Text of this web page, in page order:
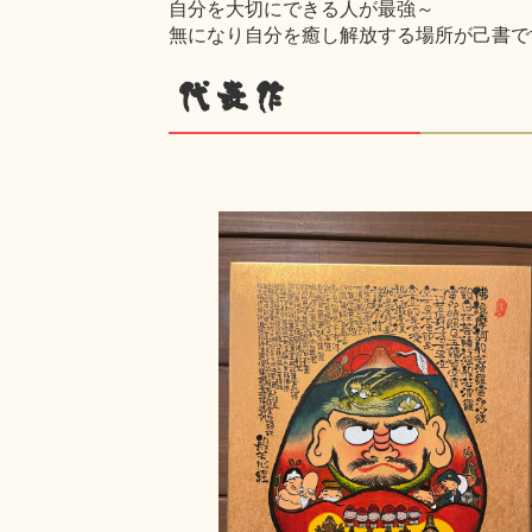
自分を大切にできる人が最強～
無になり自分を癒し解放する場所が己書
代表作